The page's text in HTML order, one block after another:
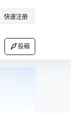
快速注册
投稿